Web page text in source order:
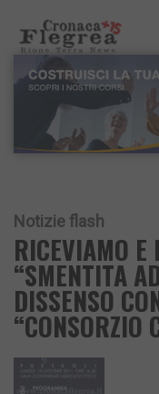
Notizie flash
RICEVIAMO
“SMENTITA
DISSENSO
“CONSORZIO